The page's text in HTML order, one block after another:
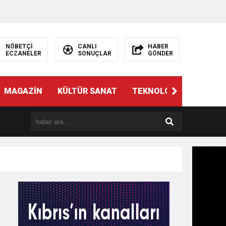
NÖBETÇİ
ECZANELER
CANLI
SONUÇLAR
HABER
GÖNDER
MAGAZİN KÜLTÜR SANAT TEKNOLOJİ